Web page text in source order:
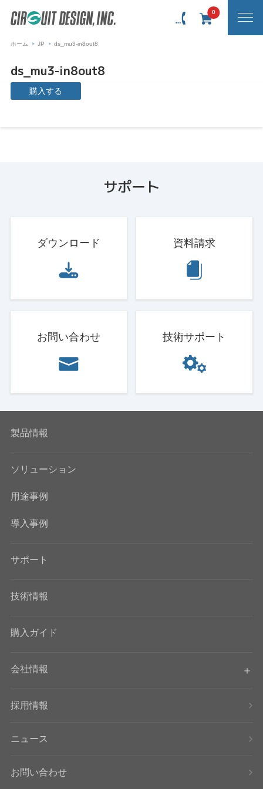
0
ホーム JP ds_mu3-in8out8
ds_mu3-in8out8
購入する
サポート
ダウンロード 資料請求
お問い合わせ 技術サポート
製品情報
ソリューション
用途事例
導入事例
サポート
技術情報
購入ガイド
会社情報
採用情報
ニュース
お問い合わせ